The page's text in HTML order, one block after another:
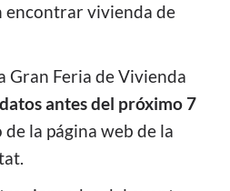
encontrar vivienda de
Gran Feria de Vivienda
antes del próximo 7
la página web de la